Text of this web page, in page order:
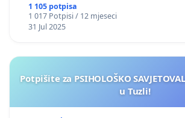
1 105 potpisa
1 017 Potpisi / 12 mjeseci
31 Jul 2025
Potpišite za PSIHOLOŠKO
u Tuzli!